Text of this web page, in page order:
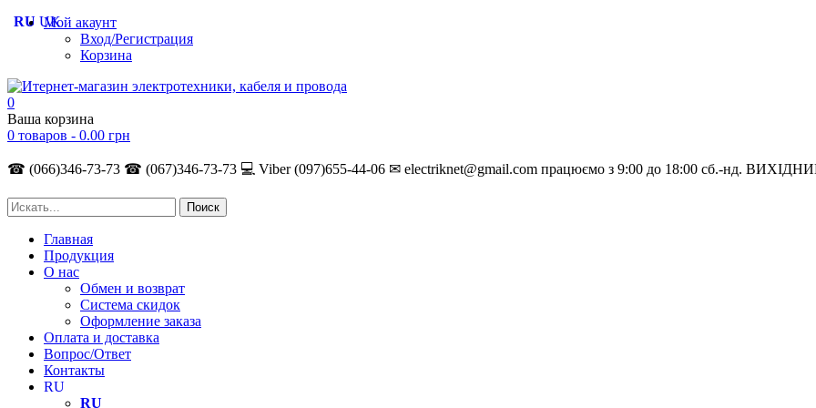
Мой акаунт
Вход/Регистрация
Корзина
0
Ваша корзина
0 товаров - 0.00 грн
☎ (066)346-73-73 ☎ (067)346-73-73 💻 Viber (097)655-44-06 ✉ electriknet@gmail.com працюємо з 9:00 до 18:00 сб.-нд.
Главная
Продукция
О нас
Обмен и возврат
Система скидок
Оформление заказа
Оплата и доставка
Вопрос/Ответ
Контакты
RU
RU
RU UK